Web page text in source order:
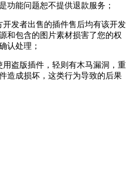
功能问题恕不提供退款服务；
开发者出售的插件售后均有该开发
和包含的图片素材损害了您的权
认处理；
用盗版插件，轻则有木马漏洞，重
造成损坏，这类行为导致的后果